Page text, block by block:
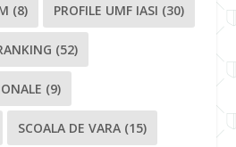
(8) PROFILE UMF IASI (30)
(52)
(9)
SCOALA DE VARA (15)